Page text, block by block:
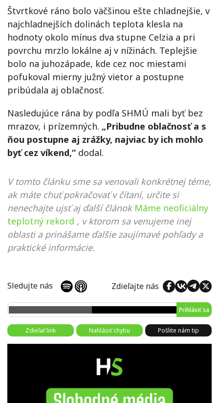
Štvrtkové ráno bolo väčšinou ešte chladnejšie, v
najchladnejších dolinách teplota klesla na
hodnoty okolo mínus dva stupne Celzia a pri
povrchu mrzlo lokálne aj v nížinách. Teplejšie
bolo na juhozápade, kde cez noc miestami
pofukoval mierny južný vietor a postupne
pribúdala aj oblačnosť.
Nasledujúce rána by podľa SHMÚ mali byť bez
mrazov, i prízemných. „Pribudne oblačnosť a s
ňou postupne aj zrážky, najviac by ich mohlo
byť cez víkend,“ dodal.
V tomto článku sme sa venovali konkrétnej téme,
ak máte chuť pokračovať v čítaní, určite si
nenechajte ujsť aj ďalší článok Máme neoficiálny
teplotný rekord , v ktorom sa venujeme inej
oblasti a prinášame ďalšie zaujímavé pohľady a
praktické informácie.
Sledujte nás Zdieľajte nás
Prihlásiť sa
Zdieľať link Nahlásiť chybu Pošlite nám tip